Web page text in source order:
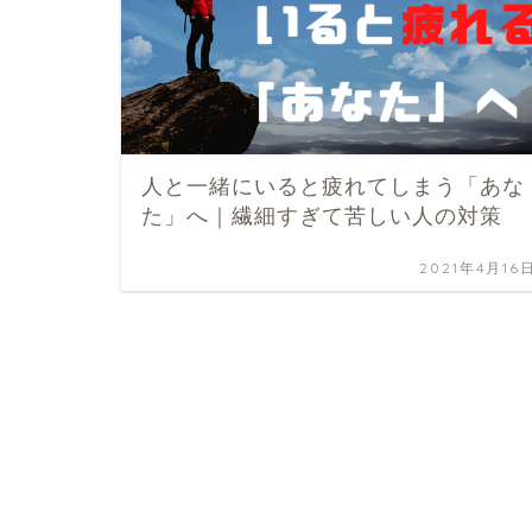
人と一緒にいると疲れてしまう「あな
た」へ｜繊細すぎて苦しい人の対策
2021年4月16